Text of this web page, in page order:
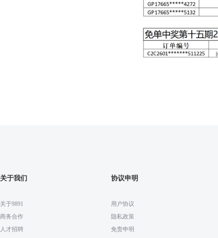
关于我们
关于9891
商务合作
人才招聘
协议申明
用户协议
隐私政策
免责申明